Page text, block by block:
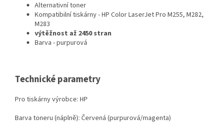
Alternativní toner
Kompatibilní tiskárny - HP Color LaserJet Pro M255, M282,
M283
výtěžnost až 2450 stran
Barva - purpurová
Technické parametry
Pro tiskárny výrobce: HP
Barva toneru (náplně): Červená (purpurová/magenta)